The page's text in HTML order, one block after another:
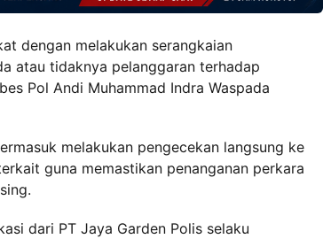
dengan melakukan serangkaian
atau tidaknya pelanggaran terhadap
Pol Andi Muhammad Indra Waspada
melakukan pengecekan langsung ke
guna memastikan penanganan perkara
dari PT Jaya Garden Polis selaku